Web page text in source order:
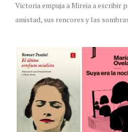
Victoria empuja a Mireia a escribir
amistad, sus rencores y las